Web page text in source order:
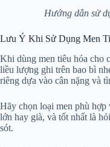
Hướng dẫn sử
Lưu Ý Khi Sử Dụng Men
Khi dùng men tiêu hóa cho
liều lượng ghi trên bao bì
riêng dựa vào cân nặng và
Hãy chọn loại men phù hợp
lớn hay già, và tốt nhất là
sót.